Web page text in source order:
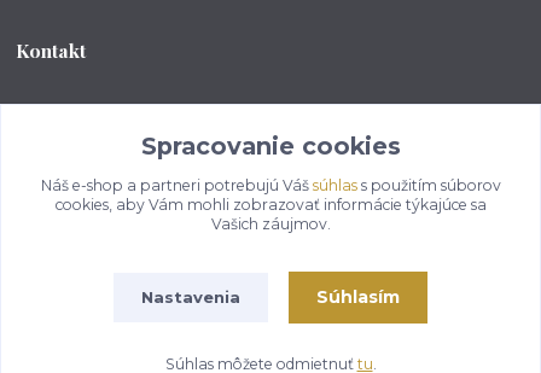
Kontakt
od 8:00 - do 16:00 hod
info@kotlikovesupravy.sk
Spracovanie cookies
Náš e-shop a partneri potrebujú Váš súhlass použitím súborov
cookies, aby Vám mohli zobrazovať informácie týkajúce sa
Vašich záujmov.
Nastavenia Súhlasím
Súhlas môžete odmietnuť tu